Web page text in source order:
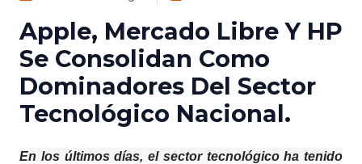
Apple, Mercado Libre Y HP
Se Consolidan Como
Dominadores Del Sector
Tecnológico Nacional.
En los últimos días, el sector tecnológico ha tenido